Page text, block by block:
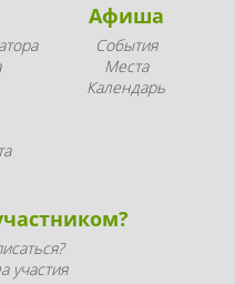
Афиша
События
Места
Календарь
участия